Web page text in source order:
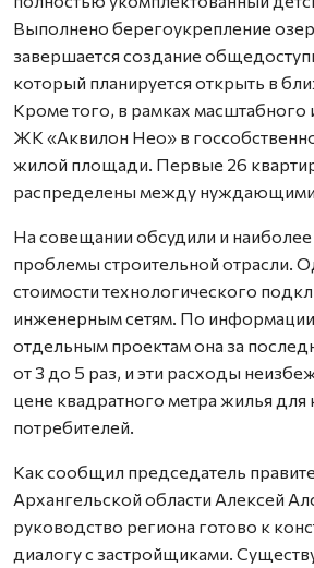
Выполнено берегоукрепление
завершается создание
который планируется открыть в
Кроме того, в рамках масштабного
ЖК «Аквилон Нео» в
жилой площади. Первые 26
распределены между
На совещании обсудили и наиболее
проблемы строительной отрасли.
стоимости технологического
инженерным сетям. По
отдельным проектам она за
от 3 до 5 раз, и эти расходы
цене квадратного метра жилья для
потребителей.
Как сообщил председатель
Архангельской области Алексей
руководство региона готово к
диалогу с застройщиками.